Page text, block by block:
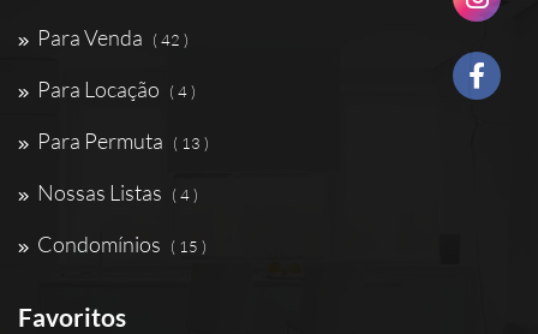
Para Venda ( 42 )
Para Locação ( 4 )
Para Permuta ( 13 )
Nossas Listas ( 4 )
Condomínios ( 15 )
Favoritos